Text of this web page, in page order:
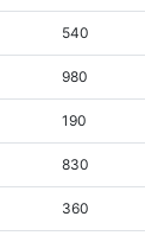
540
980
190
830
360